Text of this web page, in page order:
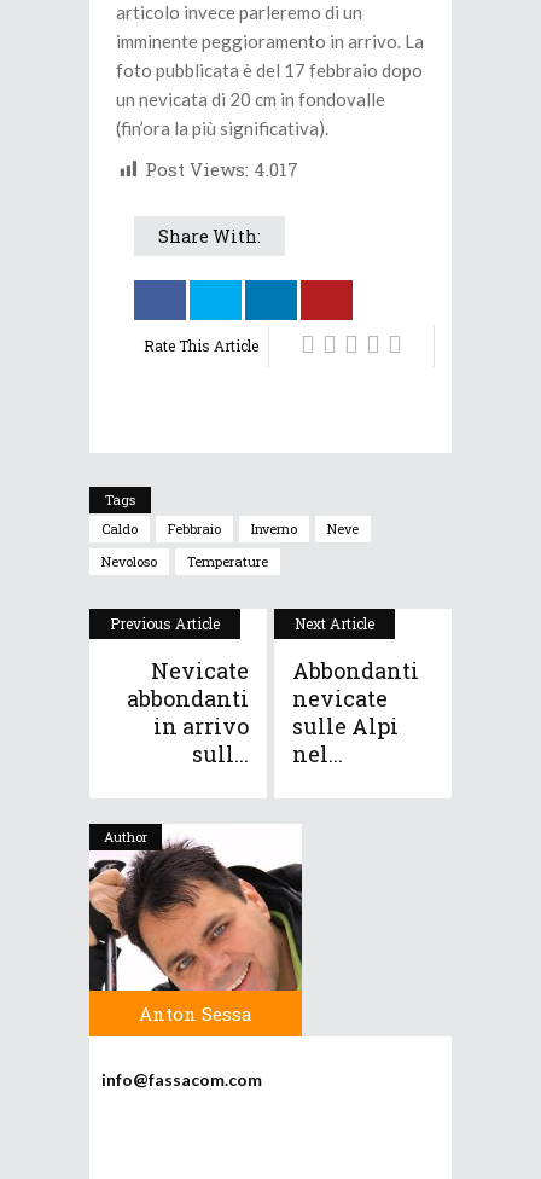
articolo invece parleremo di un
imminente peggioramento in arrivo. La
foto pubblicata è del 17 febbraio dopo
un nevicata di 20 cm in fondovalle
(fin’ora la più significativa).
Post Views: 4.017
Share With:
Rate This Article
Tags
Caldo
Febbraio Inverno
Neve
Nevoloso
Temperature
Previous Article
Nevicate
abbondanti
in arrivo
sull...
Next Article
Abbondanti
nevicate
sulle Alpi
nel...
Author
Anton Sessa
info@fassacom.com